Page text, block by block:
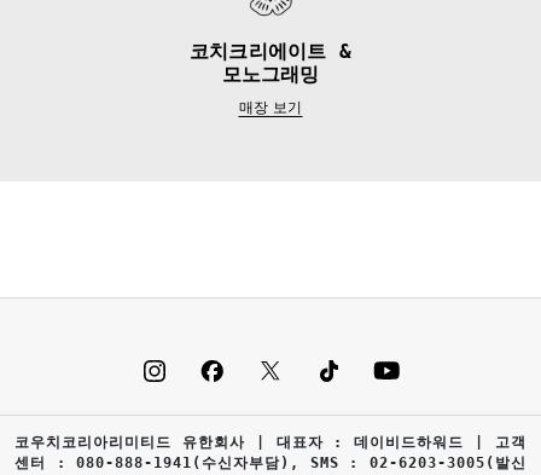
코치크리에이트 &
모노그래밍
매장 보기
코우치코리아리미티드 유한회사 | 대표자 : 데이비드하워드 | 고객
센터 : 080-888-1941(수신자부담), SMS : 02-6203-3005(발신